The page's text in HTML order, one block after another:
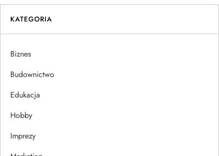
i
g
a
c
j
a
w
KATEGORIA
Biznes
Budownictwo
Edukacja
Hobby
Imprezy